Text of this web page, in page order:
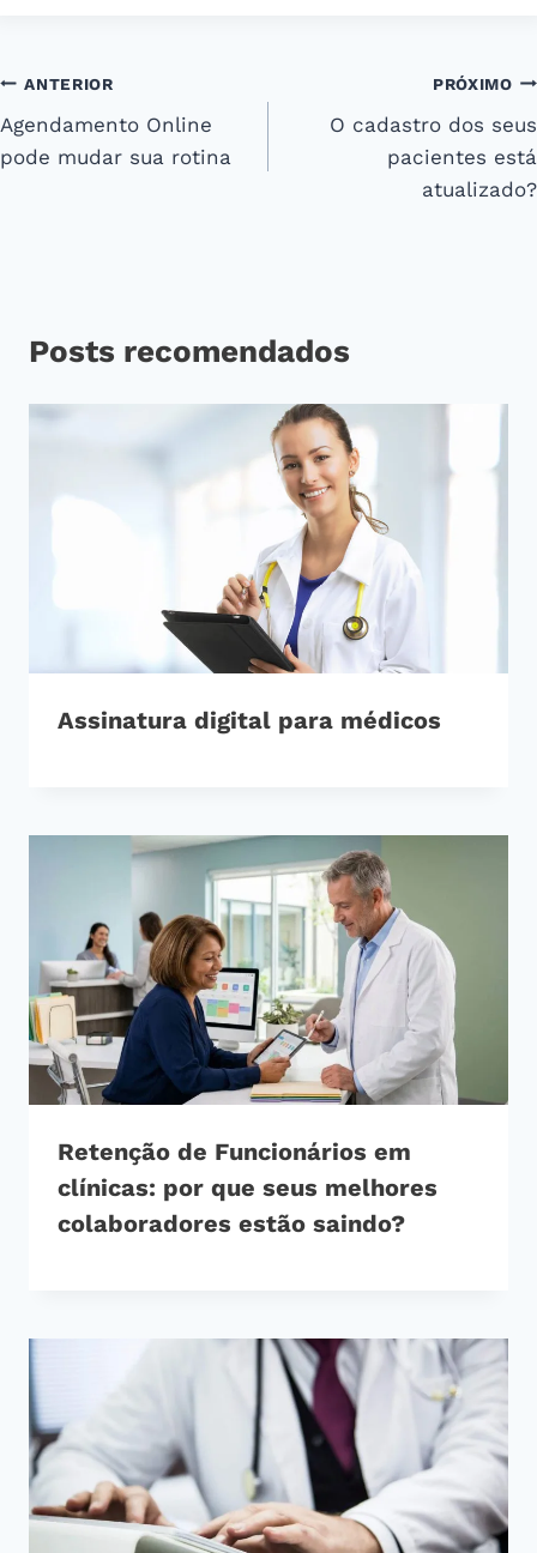
Navegação
de
ANTERIOR
Agendamento Online
pode mudar sua rotina
PRÓXIMO
O cadastro dos seus
pacientes está
atualizado?
Posts recomendados
Assinatura digital para médicos
Retenção de Funcionários em
clínicas: por que seus melhores
colaboradores estão saindo?